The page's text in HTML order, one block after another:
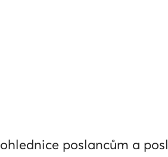
poslancům a